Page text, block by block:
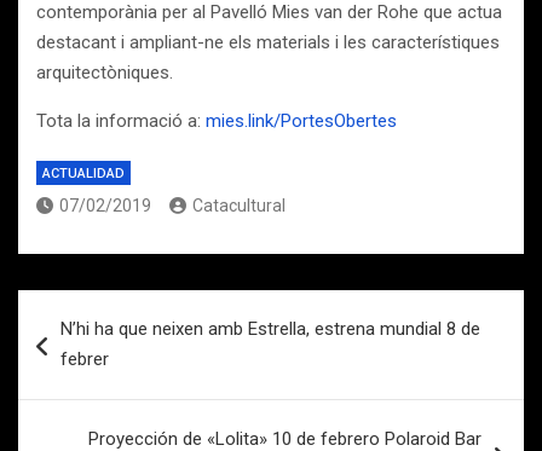
contemporània per al Pavelló Mies van der Rohe que actua
destacant i ampliant-ne els materials i les característiques
arquitectòniques.
Tota la informació a: mies.link/PortesObertes
ACTUALIDAD
07/02/2019 Catacultural
de
N’hi ha que neixen amb Estrella, estrena mundial 8 de
febrer
Proyección de «Lolita» 10 de febrero Polaroid Bar